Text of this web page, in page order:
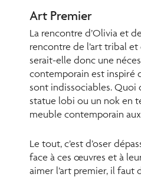
Art Premier
La rencontre d’Olivia et
rencontre de l’art tribal
serait-elle donc une
contemporain est inspiré
sont indissociables. Quoi
statue lobi ou un nok en
meuble contemporain
Le tout, c’est d’oser
face à ces œuvres et à
aimer l’art premier, il faut